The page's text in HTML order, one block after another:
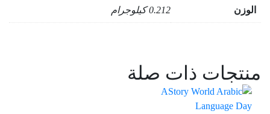
الوزن 0.212 كيلوجرام
منتجات ذات صلة